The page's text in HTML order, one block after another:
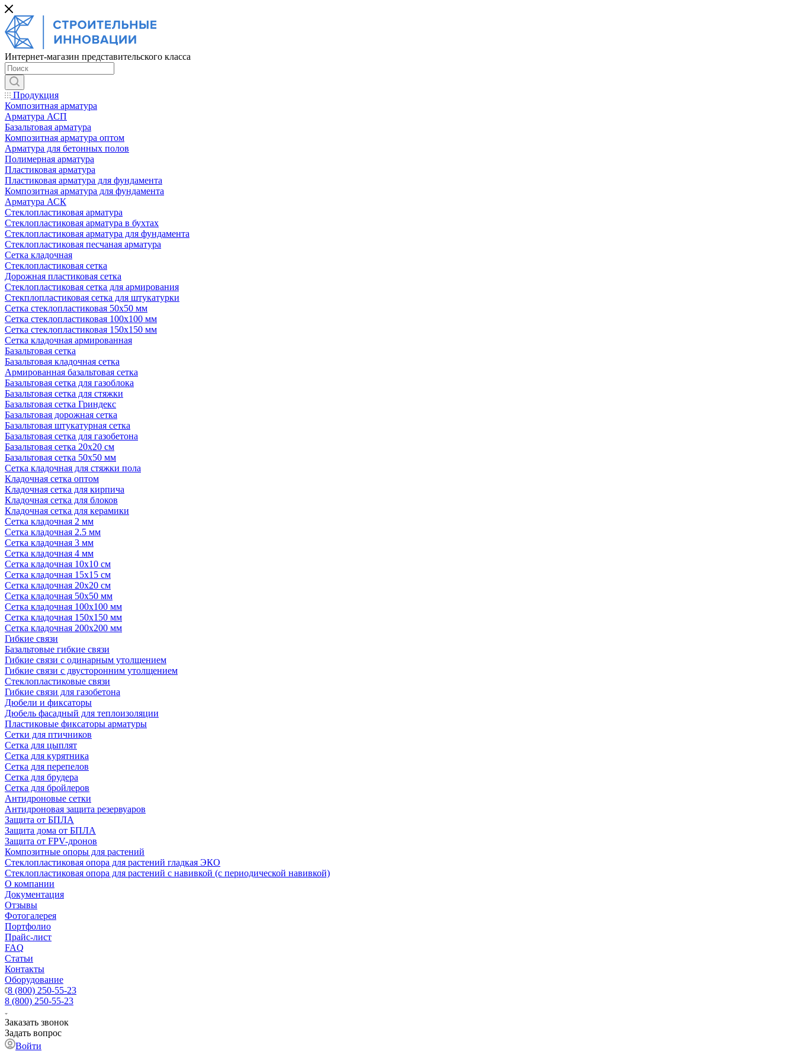
Интернет-магазин представительского класса
Продукция
Композитная арматура
Арматура АСП
Базальтовая арматура
Композитная арматура оптом
Арматура для бетонных полов
Полимерная арматура
Пластиковая арматура
Пластиковая арматура для фундамента
Композитная арматура для фундамента
Арматура АСК
Cтеклопластиковая арматура
Стеклопластиковая арматура в бухтах
Стеклопластиковая арматура для фундамента
Стеклопластиковая песчаная арматура
Сетка кладочная
Стеклопластиковая сетка
Дорожная пластиковая сетка
Стеклопластиковая сетка для армирования
Стекплопластиковая сетка для штукатурки
Сетка стеклопластиковая 50x50 мм
Сетка стеклопластиковая 100x100 мм
Сетка стеклопластиковая 150x150 мм
Сетка кладочная армированная
Базальтовая сетка
Базальтовая кладочная сетка
Армированная базальтовая сетка
Базальтовая сетка для газоблока
Базальтовая сетка для стяжки
Базальтовая сетка Гриндекс
Базальтовая дорожная сетка
Базальтовая штукатурная сетка
Базальтовая сетка для газобетона
Базальтовая сетка 20x20 см
Базальтовая сетка 50x50 мм
Сетка кладочная для стяжки пола
Кладочная сетка оптом
Кладочная сетка для кирпича
Кладочная сетка для блоков
Кладочная сетка для керамики
Сетка кладочная 2 мм
Сетка кладочная 2.5 мм
Сетка кладочная 3 мм
Сетка кладочная 4 мм
Сетка кладочная 10x10 см
Сетка кладочная 15x15 см
Сетка кладочная 20x20 см
Сетка кладочная 50x50 мм
Сетка кладочная 100x100 мм
Сетка кладочная 150x150 мм
Сетка кладочная 200x200 мм
Гибкие связи
Базальтовые гибкие связи
Гибкие связи с одинарным утолщением
Гибкие связи с двусторонним утолщением
Стеклопластиковые связи
Гибкие связи для газобетона
Дюбели и фиксаторы
Дюбель фасадный для теплоизоляции
Пластиковые фиксаторы арматуры
Сетки для птичников
Сетка для цыплят
Сетка для курятника
Сетка для перепелов
Сетка для брудера
Сетка для бройлеров
Антидроновые сетки
Антидроновая защита резервуаров
Защита от БПЛА
Защита дома от БПЛА
Защита от FPV-дронов
Композитные опоры для растений
Стеклопластиковая опора для растений гладкая ЭКО
Стеклопластиковая опора для растений с навивкой (с периодической навивкой)
О компании
Документация
Отзывы
Фотогалерея
Портфолио
Прайс-лист
FAQ
Статьи
Контакты
Оборудование
8 (800) 250-55-23
8 (800) 250-55-23
Заказать звонок
Задать вопрос
Войти